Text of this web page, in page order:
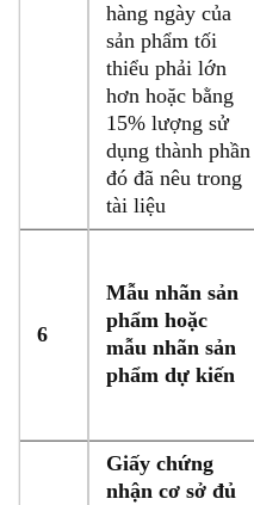
hàng ngày của
sản phẩm tối
thiểu phải lớn
hơn hoặc bằng
15% lượng sử
dụng thành phần
đó đã nêu trong
tài liệu
6
Mẫu nhãn sản
phẩm hoặc
mẫu nhãn sản
phẩm dự kiến
Giấy chứng
nhận cơ sở đủ